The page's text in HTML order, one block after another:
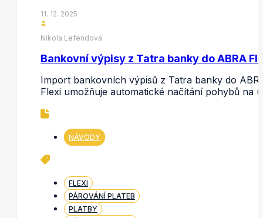
11. 12. 2025
Nikola Lefendová
Bankovní výpisy z Tatra banky do ABRA
Import bankovních výpisů z Tatra banky do
Flexi umožňuje automatické načítání pohybů na
NÁVODY
FLEXI
PÁROVÁNÍ PLATEB
PLATBY